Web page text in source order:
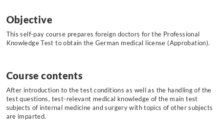
Objective
This self-pay course prepares foreign doctors for the Professional
Knowledge Test to obtain the German medical license (Approbation).
Course contents
After introduction to the test conditions as well as the handling of the
testquestions, test-relevant medical knowledge of the main test
subjects of internal medicine and surgery with topics of other subjects
are imparted.